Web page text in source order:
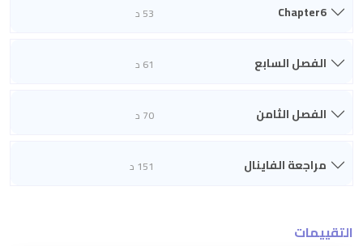
Chapter6 53 د
الفصل السابع 61 د
الفصل الثامن 70 د
مراجعة الفاينال 151 د
التقييمات